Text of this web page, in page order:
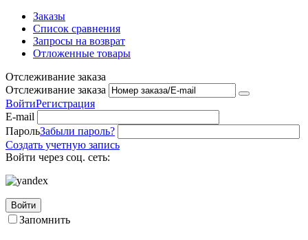
Заказы
Список сравнения
Запросы на возврат
Отложенные товары
Отслеживание заказа
Отслеживание заказа
ВойтиРегистрация
E-mail
ПарольЗабыли пароль?
Создать учетную запись
Войти через соц. сеть:
Войти
Запомнить